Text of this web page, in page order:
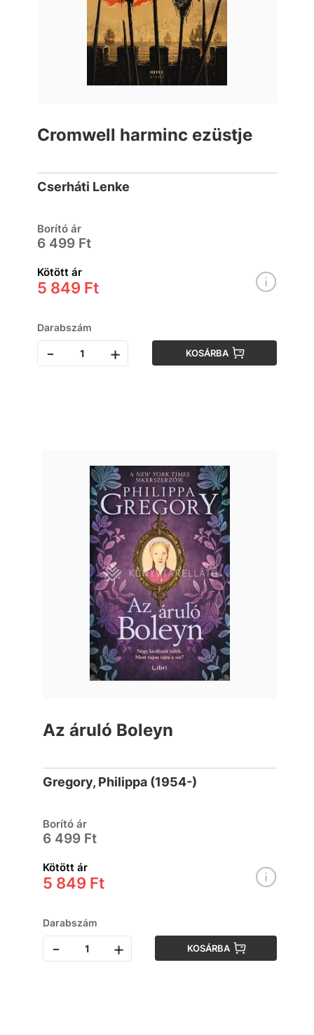
Cromwell harminc ezüstje
Cserháti Lenke
Borító ár
6 499 Ft
Kötött ár
5 849 Ft
Darabszám
- + KOSÁRBA
Az áruló Boleyn
Gregory, Philippa (1954-)
Borító ár
6 499 Ft
Kötött ár
5 849 Ft
Darabszám
- + KOSÁRBA